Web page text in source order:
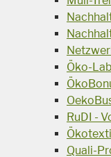
Öko-Lab
RuDI -
Quali-